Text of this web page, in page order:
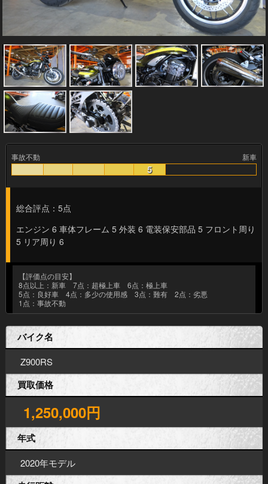
事故不動 新車
5
総合評点：5点
エンジン 6 車体フレーム 5 外装 6 電装保安部品 5 フロント周り
5 リア周り 6
【評価点の目安】
8点以上：新車 7点：超極上車 6点：極上車
5点：良好車 4点：多少の使用感 3点：難有 2点：劣悪
1点：事故不動
バイク名
Z900RS
買取価格
1,250,000円
年式
2020年モデル